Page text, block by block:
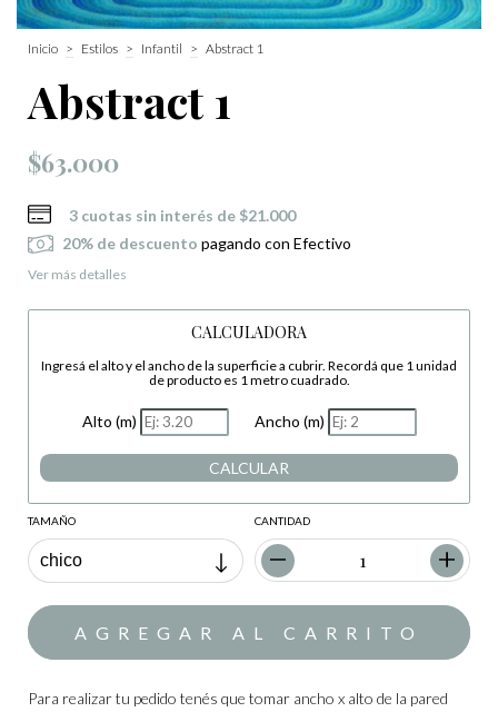
Inicio > Estilos > Infantil > Abstract 1
Abstract 1
$63.000
3 cuotas sin interés de $21.000
20% de descuento pagando con Efectivo
Ver más detalles
CALCULADORA
Ingresá el alto y el ancho de la superficie a cubrir. Recordá que 1 unidad
de producto es 1 metro cuadrado.
Alto (m) Ancho (m)
CALCULAR
TAMAÑO CANTIDAD
Para realizar tu pedido tenés que tomar ancho x alto de la pared